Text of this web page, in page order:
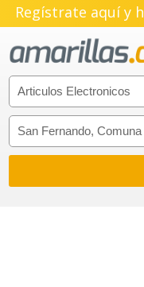
Regístrate aquí y